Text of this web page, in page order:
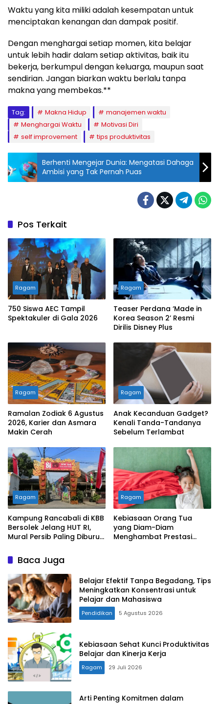
Waktu yang kita miliki adalah kesempatan untuk
menciptakan kenangan dan dampak positif.
Dengan menghargai setiap momen, kita belajar
untuk lebih hadir dalam setiap aktivitas, baik itu
bekerja, berkumpul dengan keluarga, maupun saat
sendirian. Jangan biarkan waktu berlalu tanpa
makna yang membekas.**
Tag: Makna Hidup
manajemen waktu
Menghargai Waktu
Motivasi Diri
self improvement
tips produktivitas
Berhenti Mengejar Dunia: Mengatasi Dahaga
Ambisi yang Tak Pernah Puas
Pos Terkait
Ragam
750 Siswa AEC Tampil
Spektakuler di Gala 2026
Ragam
Teaser Perdana ‘Made in
Korea Season 2’ Resmi
Dirilis Disney Plus
Ragam
Ramalan Zodiak 6 Agustus
2026, Karier dan Asmara
Makin Cerah
Ragam
Anak Kecanduan Gadget?
Kenali Tanda-Tandanya
Sebelum Terlambat
Ragam
Kampung Rancabali di KBB
Bersolek Jelang HUT RI,
Mural Persib Paling Diburu
Ragam
Kebiasaan Orang Tua
yang Diam-Diam
Menghambat Prestasi
Baca Juga
Belajar Efektif Tanpa Begadang, Tips
Meningkatkan Konsentrasi untuk
Pelajar dan Mahasiswa
Pendidikan 5 Agustus 2026
Kebiasaan Sehat Kunci Produktivitas
Belajar dan Kinerja Kerja
Ragam 29 Juli 2026
Arti Penting Komitmen dalam